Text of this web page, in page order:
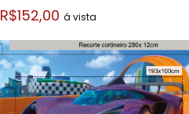
R$152,00 á vista